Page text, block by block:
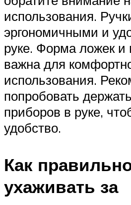
использования.
эргономичными и
руке. Форма ложек и
важна для
использования.
попробовать
приборов в руке,
удобство.
Как
ухаживать за